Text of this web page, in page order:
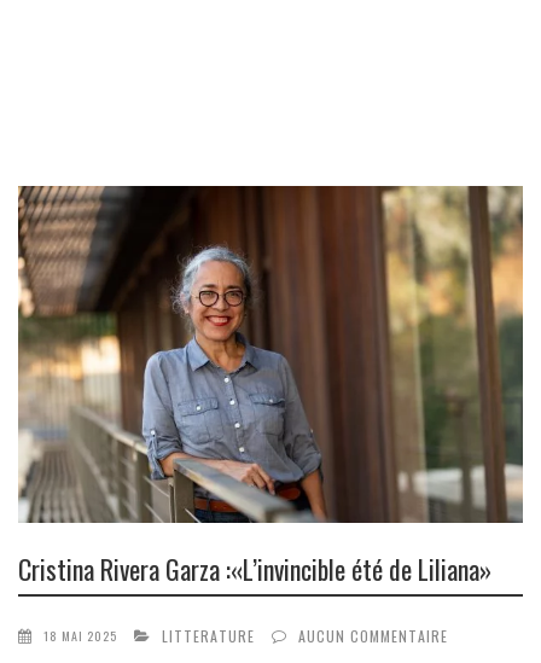
Cristina Rivera Garza :«L’invincible été de Liliana»
18 MAI 2025 LITTERATURE AUCUN COMMENTAIRE